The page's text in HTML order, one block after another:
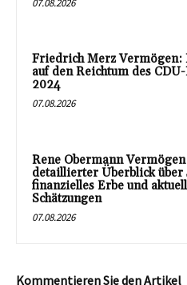
Friedrich Merz Vermögen:
auf den Reichtum des
2024
07.08.2026
Rene Obermann
detaillierter Überblick über
finanzielles Erbe und
Schätzungen
07.08.2026
Kommentieren Sie den Artikel